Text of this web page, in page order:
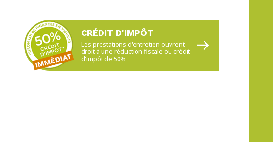
CRÉDIT D'IMPÔT
Les prestations d'entretien ouvrent
droit à une réduction fiscale ou crédit
d'impôt de 50%